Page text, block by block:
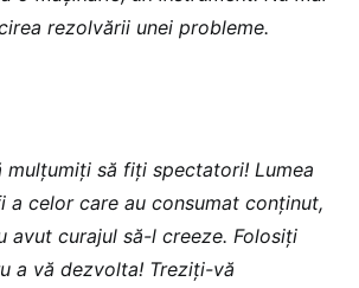
rezolvării unei probleme.
mulțumiți să fiți spectatori! Lumea
a celor care au consumat conținut,
avut curajul să-l creeze. Folosiți
a vă dezvolta! Treziți-vă